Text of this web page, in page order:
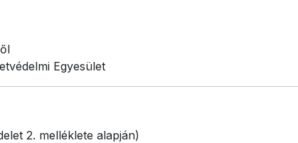
Egyesület
2. melléklete alapján)